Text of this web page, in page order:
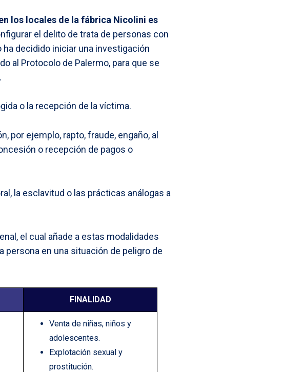
los locales de la fábrica Nicolini es
el delito de trata de personas con
decidido iniciar una investigación
al Protocolo de Palermo, para que se
o la recepción de la víctima.
por ejemplo, rapto, fraude, engaño, al
o recepción de pagos o
la esclavitud o las prácticas análogas a
el cual añade a estas modalidades
persona en una situación de peligro de
FINALIDAD
Venta de niñas, niños y
adolescentes.
Explotación sexual y
prostitución.